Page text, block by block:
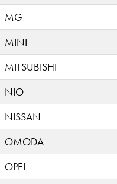
MG
MINI
MITSUBISHI
NIO
NISSAN
OMODA
OPEL